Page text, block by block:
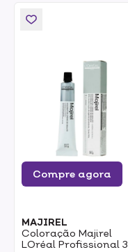
Compre agora
MAJIREL
Coloração Majirel
LOréal Profissional 3